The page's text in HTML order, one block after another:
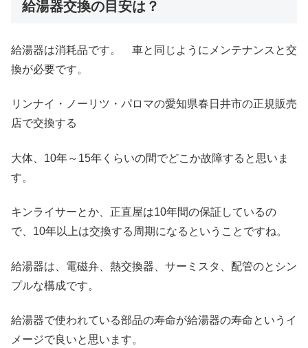
給湯器交換の目安は？
給湯器は消耗品です。 車と同じようにメンテナンスと交
換が必要です。
リンナイ・ノーリツ・パロマの愛知県春日井市の正規販売
店で交換する
大体、10年～15年くらいの間でどこか故障すると思いま
す。
キンライサーとか、正直屋は10年間の保証しているの
で、10年以上は交換する周期になるということですね。
給湯器は、電磁弁、熱交換器、サーミスタ、配管のとシン
プルな構成です。
給湯器で使われている部品の寿命が給湯器の寿命というイ
メージで良いと思います。